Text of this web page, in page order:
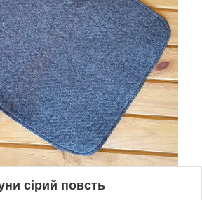
сірий повсть